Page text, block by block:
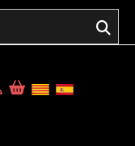
Identifícat